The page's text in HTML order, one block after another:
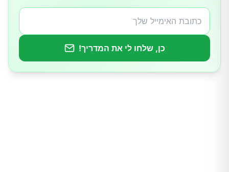
שעועית ירוקה
תפוח אדמה
כן, שלחו לי את המדריך!